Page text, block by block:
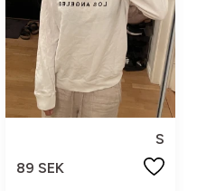
S
89 SEK